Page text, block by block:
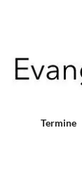
Termine